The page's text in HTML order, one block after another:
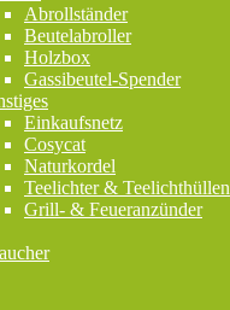
Abrollständer
Beutelabroller
Holzbox
Gassibeutel-Spender
Einkaufsnetz
Cosycat
Naturkordel
Teelichter & Teelichthüllen
Grill- & Feueranzünder